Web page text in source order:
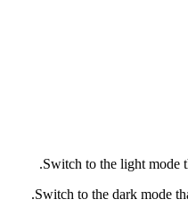
Switch to the light mode
Switch to the dark mode